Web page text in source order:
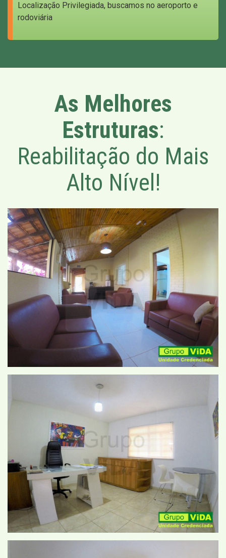
Localização Privilegiada, buscamos no aeroporto e
rodoviária
As Melhores
Estruturas:
Reabilitação do Mais
Alto Nível!